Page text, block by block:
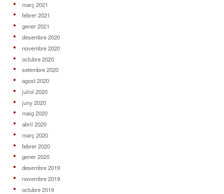
març 2021
febrer 2021
gener 2021
desembre 2020
novembre 2020
octubre 2020
setembre 2020
agost 2020
juliol 2020
juny 2020
maig 2020
abril 2020
març 2020
febrer 2020
gener 2020
desembre 2019
novembre 2019
octubre 2019